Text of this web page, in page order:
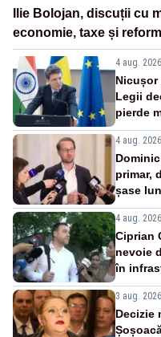
Ilie Bolojan, discuții cu
economie, taxe și
4 aug.
Nicușor
Legii
pierde
4 aug.
primar,
șase
4 aug.
Ciprian
nevoie
în
3 aug.
Decizie